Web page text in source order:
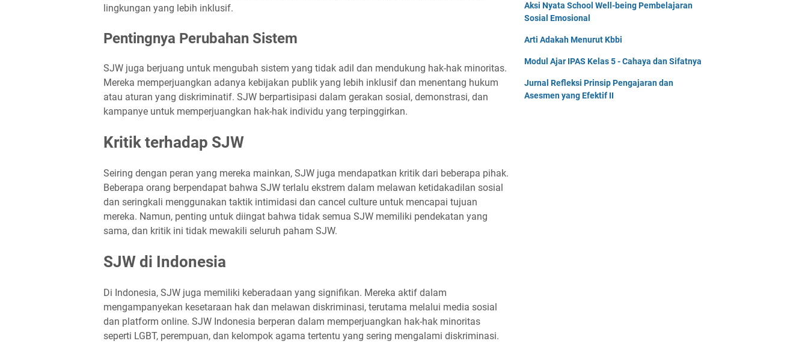
lingkungan yang lebih inklusif.
Pentingnya Perubahan Sistem
SJW juga berjuang untuk mengubah sistem yang tidak adil dan mendukung hak-hak minoritas.
Mereka memperjuangkan adanya kebijakan publik yang lebih inklusif dan menentang hukum
atau aturan yang diskriminatif. SJW berpartisipasi dalam gerakan sosial, demonstrasi, dan
kampanye untuk memperjuangkan hak-hak individu yang terpinggirkan.
Kritik terhadap SJW
Seiring dengan peran yang mereka mainkan, SJW juga mendapatkan kritik dari beberapa pihak.
Beberapa orang berpendapat bahwa SJW terlalu ekstrem dalam melawan ketidakadilan sosial
dan seringkali menggunakan taktik intimidasi dan cancel culture untuk mencapai tujuan
mereka. Namun, penting untuk diingat bahwa tidak semua SJW memiliki pendekatan yang
sama, dan kritik ini tidak mewakili seluruh paham SJW.
SJW di Indonesia
Di Indonesia, SJW juga memiliki keberadaan yang signifikan. Mereka aktif dalam
mengampanyekan kesetaraan hak dan melawan diskriminasi, terutama melalui media sosial
dan platform online. SJW Indonesia berperan dalam memperjuangkan hak-hak minoritas
seperti LGBT, perempuan, dan kelompok agama tertentu yang sering mengalami diskriminasi.
Aksi Nyata School Well-being Pembelajaran
Sosial Emosional
Arti Adakah Menurut Kbbi
Modul Ajar IPAS Kelas 5 - Cahaya dan Sifatnya
Jurnal Refleksi Prinsip Pengajaran dan
Asesmen yang Efektif II